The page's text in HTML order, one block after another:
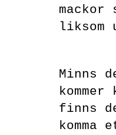
mackor
liksom
Minns
finns